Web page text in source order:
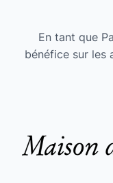
En tant que
bénéfice sur les